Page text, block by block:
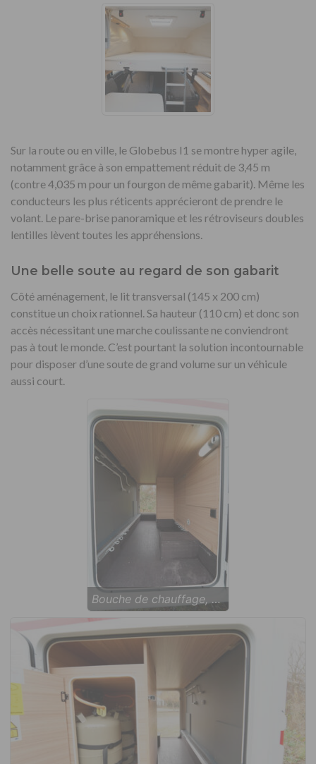
Sur la route ou en ville, le Globebus I1 se montre hyper agile,
notamment grâce à son empattement réduit de 3,45 m
(contre 4,035 m pour un fourgon de même gabarit). Même les
conducteurs les plus réticents apprécieront de prendre le
volant. Le pare-brise panoramique et les rétroviseurs doubles
lentilles lèvent toutes les appréhensions.
Une belle soute au regard de son gabarit
Côté aménagement, le lit transversal (145 x 200 cm)
constitue un choix rationnel. Sa hauteur (110 cm) et donc son
accès nécessitant une marche coulissante ne conviendront
pas à tout le monde. C’est pourtant la solution incontournable
pour disposer d’une soute de grand volume sur un véhicule
aussi court.
Bouche de chauffage, éclairage, rails avec anneaux et sol anti-dérapant, l'équipement de soute est complet.